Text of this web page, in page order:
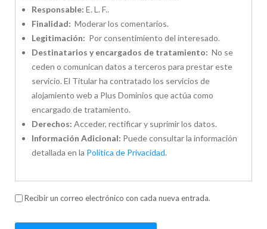
Responsable: E. L. F..
Finalidad: Moderar los comentarios.
Legitimación: Por consentimiento del interesado.
Destinatarios y encargados de tratamiento: No se
ceden o comunican datos a terceros para prestar este
servicio. El Titular ha contratado los servicios de
alojamiento web a Plus Dominios que actúa como
encargado de tratamiento.
Derechos: Acceder, rectificar y suprimir los datos.
Información Adicional: Puede consultar la información
detallada en la Política de Privacidad.
Recibir un correo electrónico con cada nueva entrada.